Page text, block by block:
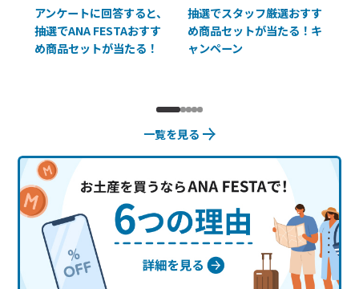
アンケートに回答すると、
抽選でANA FESTAおすす
め商品セットが当たる！
抽選でスタッフ厳選おすす
め商品セットが当たる！キ
ャンペーン
一覧を見る